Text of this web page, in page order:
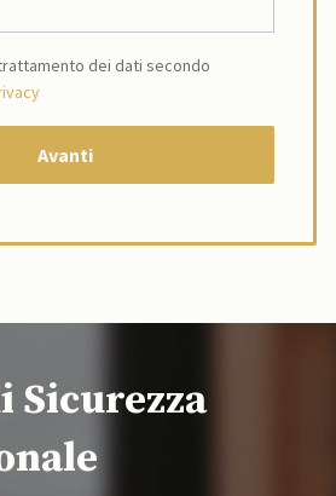
dei dati secondo
Sicurezza